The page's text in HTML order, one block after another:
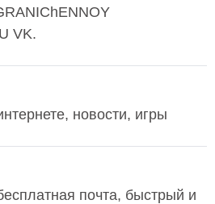
VK.
новости, игры
почта, быстрый и